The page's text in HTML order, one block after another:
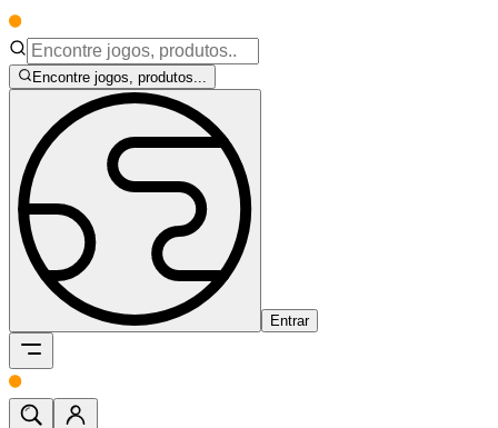
Encontre jogos, produtos...
Entrar